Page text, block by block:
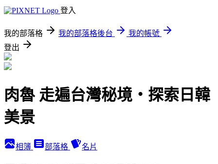
登入
我的部落格 我的部落格後台
我的帳號
登出
肉魯 走遍台灣秘境・探索日韓
美景
相簿 部落格 名片